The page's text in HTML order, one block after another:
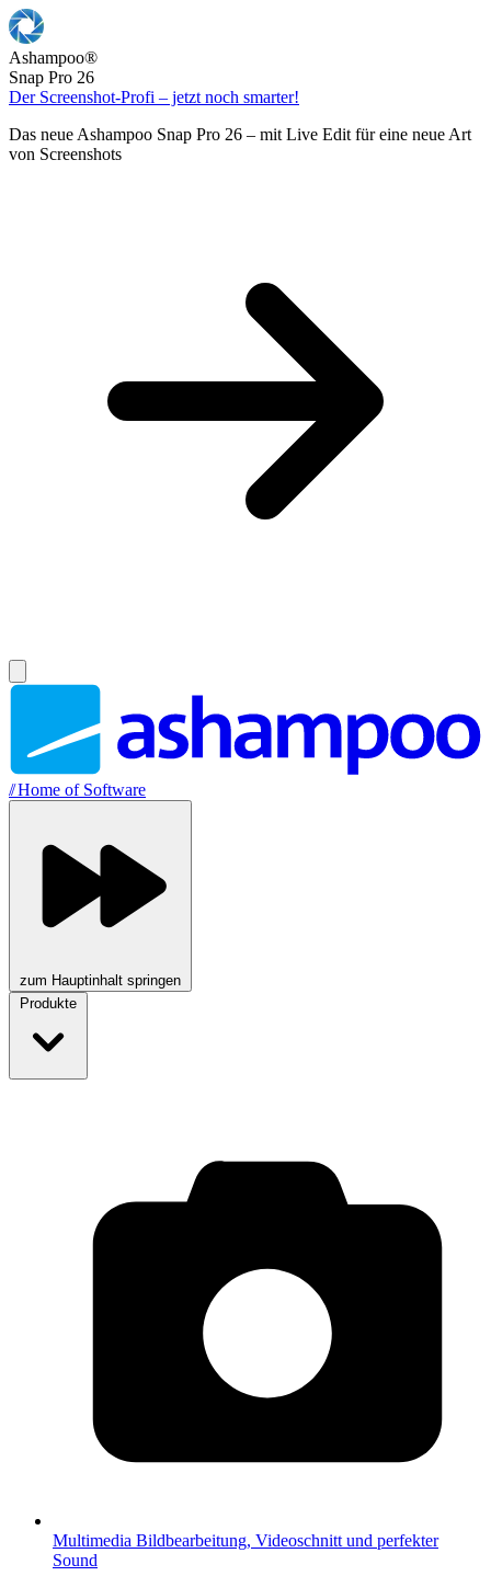
Ashampoo®
Snap Pro 26
Der Screenshot-Profi – jetzt noch smarter!
Das neue Ashampoo Snap Pro 26 – mit Live Edit für eine neue Art
von Screenshots
//Home of Software
zum Hauptinhalt springen
Produkte
Multimedia Bildbearbeitung, Videoschnitt und perfekter
Sound